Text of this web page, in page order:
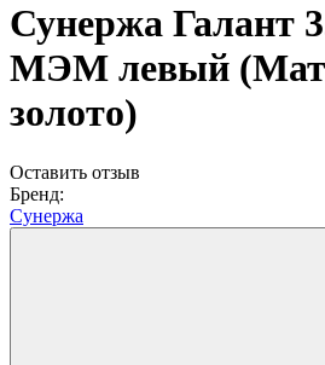
Сунержа Галант
МЭМ левый
золото)
Оставить отзыв
Бренд:
Сунержа